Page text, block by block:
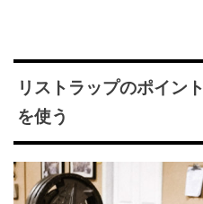
リストラップのポイン
を使う